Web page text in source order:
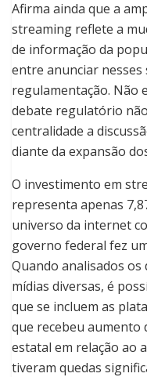
Afirma ainda que a
streaming reflete a
de informação da
entre anunciar nesses
regulamentação. Não
debate regulatório
centralidade a
diante da expansão
O investimento em
representa apenas
universo da internet
governo federal fez
Quando analisados
mídias diversas, é
que se incluem as
que recebeu aumento
estatal em relação ao
tiveram quedas